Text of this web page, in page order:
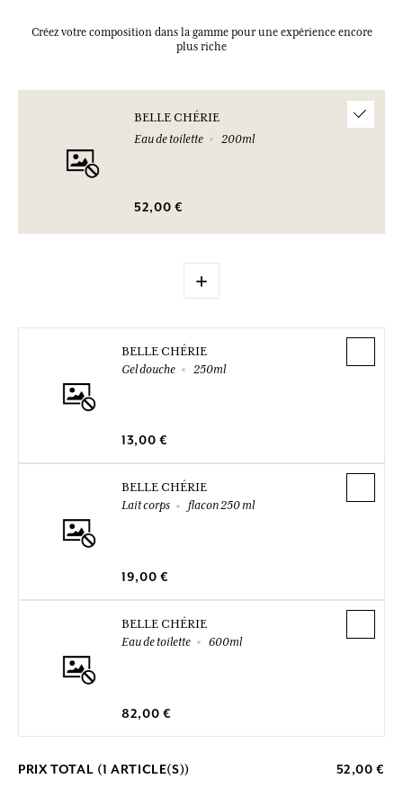
Créez votre composition dans la gamme pour une expérience encore
plus riche
BELLE CHÉRIE
Eau de toilette
200ml
52,00 €
+
BELLE CHÉRIE
Gel douche
250ml
13,00 €
BELLE CHÉRIE
Lait corps
flacon 250 ml
19,00 €
BELLE CHÉRIE
Eau de toilette
600ml
82,00 €
PRIX TOTAL (1 ARTICLE(S)) 52,00 €